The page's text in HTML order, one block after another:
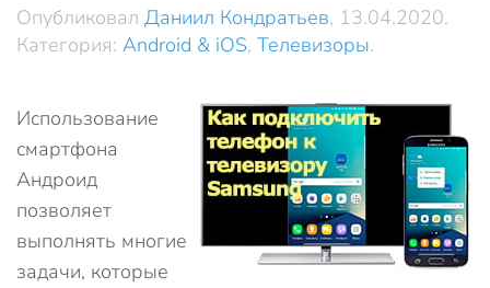
Опубликовал Даниил Кондратьев, 13.04.2020.
Категория: Android & iOS, Телевизоры.
Использование
смартфона
Андроид
позволяет
выполнять многие
задачи, которые